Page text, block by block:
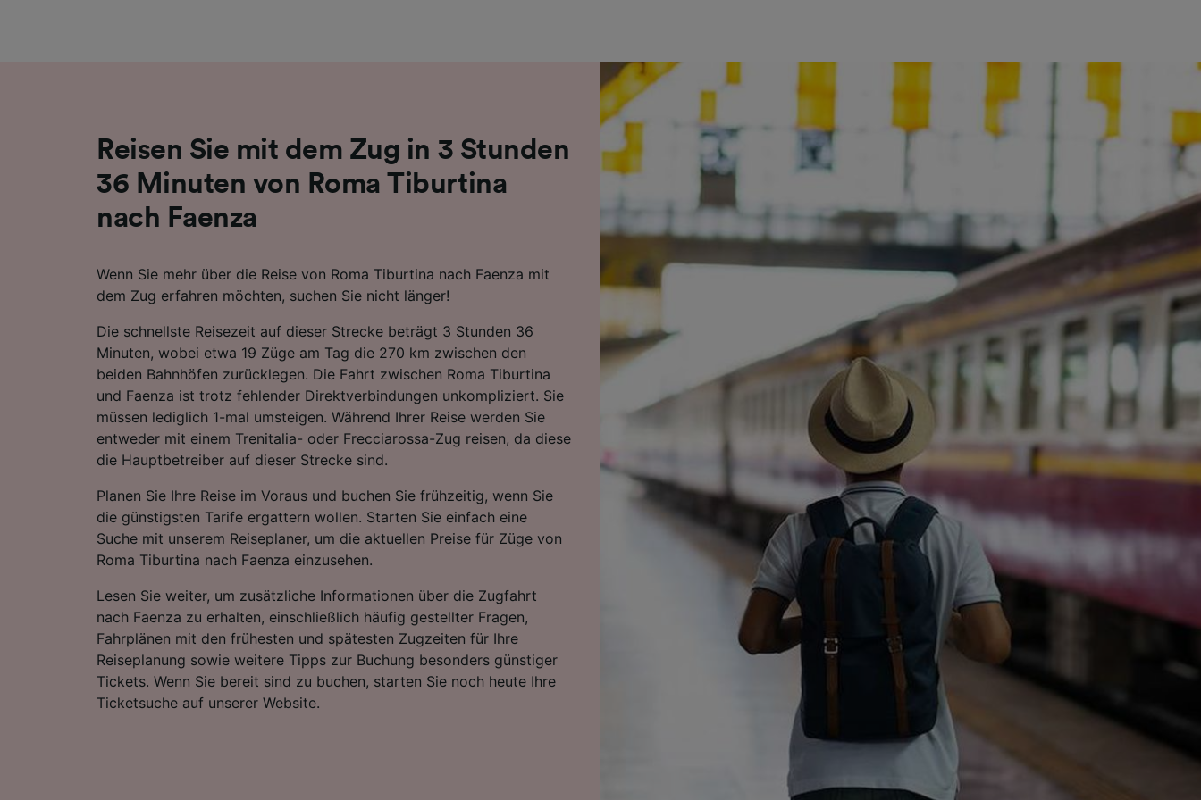
Reisen Sie mit dem Zug in 3 Stunden
36 Minuten von Roma Tiburtina
nach Faenza
Wenn Sie mehr über die Reise von Roma Tiburtina nach Faenza mit
dem Zug erfahren möchten, suchen Sie nicht länger!
Die schnellste Reisezeit auf dieser Strecke beträgt 3 Stunden 36
Minuten, wobei etwa 19 Züge am Tag die 270 km zwischen den
beiden Bahnhöfen zurücklegen. Die Fahrt zwischen Roma Tiburtina
und Faenza ist trotz fehlender Direktverbindungen unkompliziert. Sie
müssen lediglich 1-mal umsteigen. Während Ihrer Reise werden Sie
entweder mit einem Trenitalia- oder Frecciarossa-Zug reisen, da diese
die Hauptbetreiber auf dieser Strecke sind.
Planen Sie Ihre Reise im Voraus und buchen Sie frühzeitig, wenn Sie
die günstigsten Tarife ergattern wollen. Starten Sie einfach eine
Suche mit unserem Reiseplaner, um die aktuellen Preise für Züge von
Roma Tiburtina nach Faenza einzusehen.
Lesen Sie weiter, um zusätzliche Informationen über die Zugfahrt
nach Faenza zu erhalten, einschließlich häufig gestellter Fragen,
Fahrplänen mit den frühesten und spätesten Zugzeiten für Ihre
Reiseplanung sowie weitere Tipps zur Buchung besonders günstiger
Tickets. Wenn Sie bereit sind zu buchen, starten Sie noch heute Ihre
Ticketsuche auf unserer Website.